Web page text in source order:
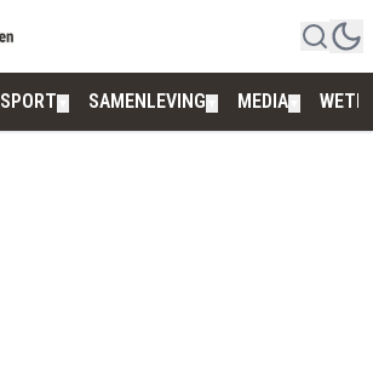
SPORT SAMENLEVING MEDIA